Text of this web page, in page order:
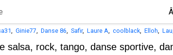
, Ginie77, Danse 86, Safir, Laure A, coolblack, Elloh,
salsa, rock, tango, danse sportive,